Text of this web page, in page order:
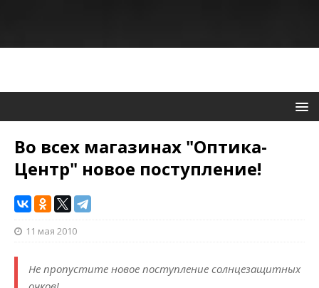
Во всех магазинах "Оптика-
Центр" новое поступление!
11 мая 2010
Не пропустите новое поступление солнцезащитных